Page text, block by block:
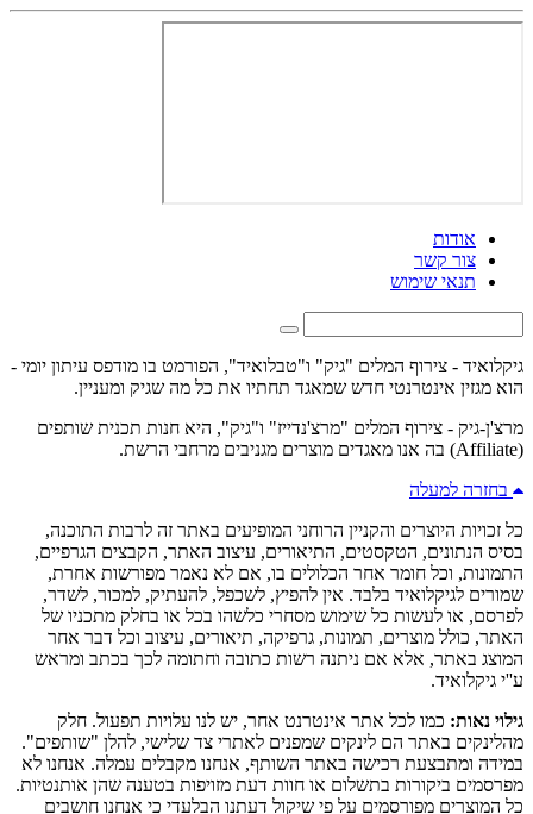
אודות
צור קשר
תנאי שימוש
גיקלואיד - צירוף המלים "גיק" ו"טבלואיד", הפורמט בו מודפס עיתון יומי -
הוא מגזין אינטרנטי חדש שמאגד תחתיו את כל מה שגיק ומעניין.
מרצ'ן-גיק - צירוף המלים "מרצ'נדייז" ו"גיק", היא חנות תכנית שותפים
(Affiliate) בה אנו מאגדים מוצרים מגניבים מרחבי הרשת.
בחזרה למעלה
כל זכויות היוצרים והקניין הרוחני המופיעים באתר זה לרבות התוכנה,
בסיס הנתונים, הטקסטים, התיאורים, עיצוב האתר, הקבצים הגרפיים,
התמונות, וכל חומר אחר הכלולים בו, אם לא נאמר מפורשות אחרת,
שמורים לגיקלואיד בלבד. אין להפיץ, לשכפל, להעתיק, למכור, לשדר,
לפרסם, או לעשות כל שימוש מסחרי כלשהו בכל או בחלק מתכניו של
האתר, כולל מוצרים, תמונות, גרפיקה, תיאורים, עיצוב וכל דבר אחר
המוצג באתר, אלא אם ניתנה רשות כתובה וחתומה לכך בכתב ומראש
ע''י גיקלואיד.
גילוי נאות: כמו לכל אתר אינטרנט אחר, יש לנו עלויות תפעול. חלק
מהלינקים באתר הם לינקים שמפנים לאתרי צד שלישי, להלן "שותפים".
במידה ומתבצעת רכישה באתר השותף, אנחנו מקבלים עמלה. אנחנו לא
מפרסמים ביקורות בתשלום או חוות דעת מזויפות בטענה שהן אותנטיות.
כל המוצרים מפורסמים על פי שיקול דעתנו הבלעדי כי אנחנו חושבים